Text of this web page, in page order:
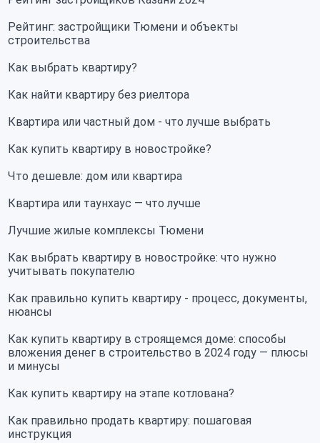
Рейтинг: застройщики Тюмени и объекты
строительства
Как выбрать квартиру?
Как найти квартиру без риелтора
Квартира или частный дом - что лучше выбрать
Как купить квартиру в новостройке?
Что дешевле: дом или квартира
Квартира или таунхаус — что лучше
Лучшие жилые комплексы Тюмени
Как выбрать квартиру в новостройке: что нужно
учитывать покупателю
Как правильно купить квартиру - процесс, документы,
нюансы
Как купить квартиру в строящемся доме: способы
вложения денег в строительство в 2024 году — плюсы
и минусы
Как купить квартиру на этапе котлована?
Как правильно продать квартиру: пошаговая
инструкция